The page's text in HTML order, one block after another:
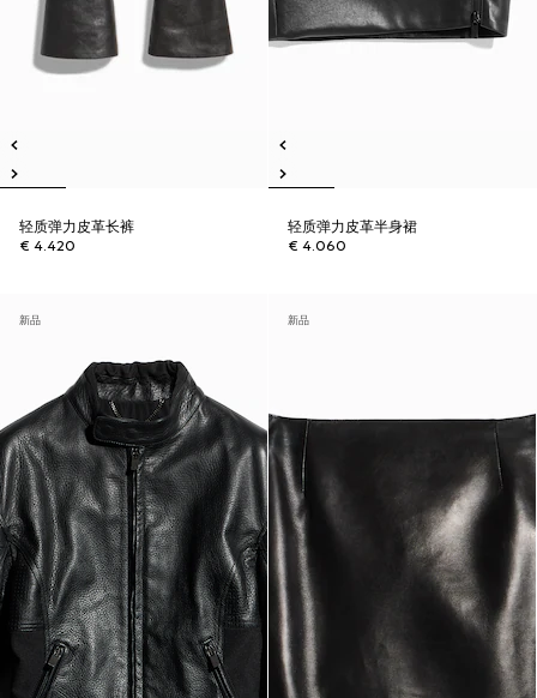
轻质弹力皮革长裤
€ 4.420
轻质弹力皮革半身裙
€ 4.060
新品 新品